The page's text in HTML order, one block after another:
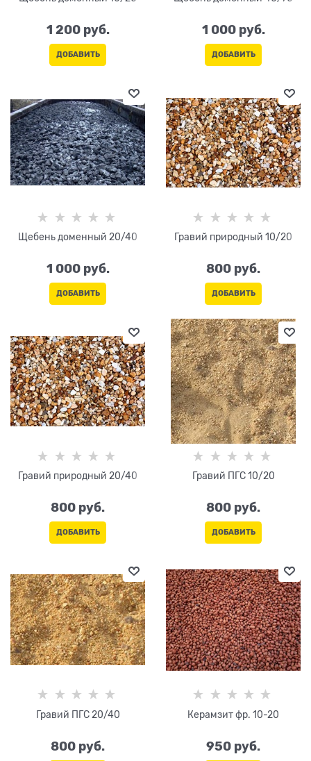
1 200 руб.
ДОБАВИТЬ
1 000 руб.
ДОБАВИТЬ
Щебень доменный 20/40
1 000 руб.
ДОБАВИТЬ
Гравий природный 10/20
800 руб.
ДОБАВИТЬ
Гравий природный 20/40
800 руб.
ДОБАВИТЬ
Гравий ПГС 10/20
800 руб.
ДОБАВИТЬ
Гравий ПГС 20/40
800 руб.
Керамзит фр. 10-20
950 руб.